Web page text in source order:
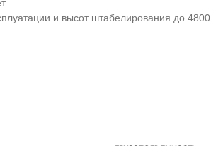
и высот штабелирования до 4800